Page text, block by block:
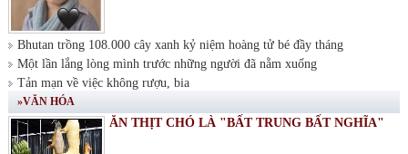
Bhutan trồng 108.000 cây xanh kỷ niệm hoàng tử bé đầy tháng
Một lần lắng lòng mình trước những người đã nằm xuống
Tản mạn về việc không rượu, bia
»VĂN HÓA
ĂN THỊT CHÓ LÀ "BẤT TRUNG BẤT NGHĨA"